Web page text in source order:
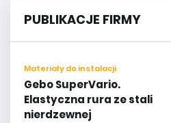
PUBLIKACJE FIRMY
Materiały do instalacji
Gebo SuperVario.
Elastyczna rura ze stali
nierdzewnej